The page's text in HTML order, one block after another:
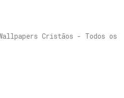
Cristãos - Todos os